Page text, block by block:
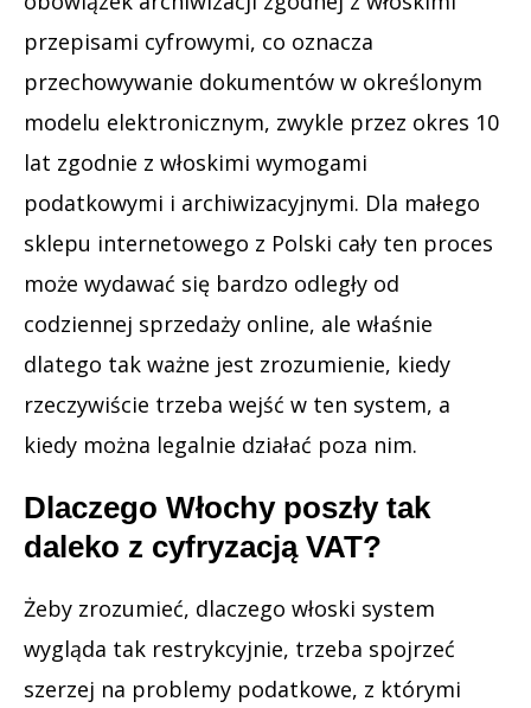
przepisami cyfrowymi, co oznacza
przechowywanie dokumentów w określonym
modelu elektronicznym, zwykle przez okres 10
lat zgodnie z włoskimi wymogami
podatkowymi i archiwizacyjnymi. Dla małego
sklepu internetowego z Polski cały ten proces
może wydawać się bardzo odległy od
codziennej sprzedaży online, ale właśnie
dlatego tak ważne jest zrozumienie, kiedy
rzeczywiście trzeba wejść w ten system, a
kiedy można legalnie działać poza nim.
Dlaczego Włochy poszły tak
daleko z cyfryzacją VAT?
Żeby zrozumieć, dlaczego włoski system
wygląda tak restrykcyjnie, trzeba spojrzeć
szerzej na problemy podatkowe, z którymi